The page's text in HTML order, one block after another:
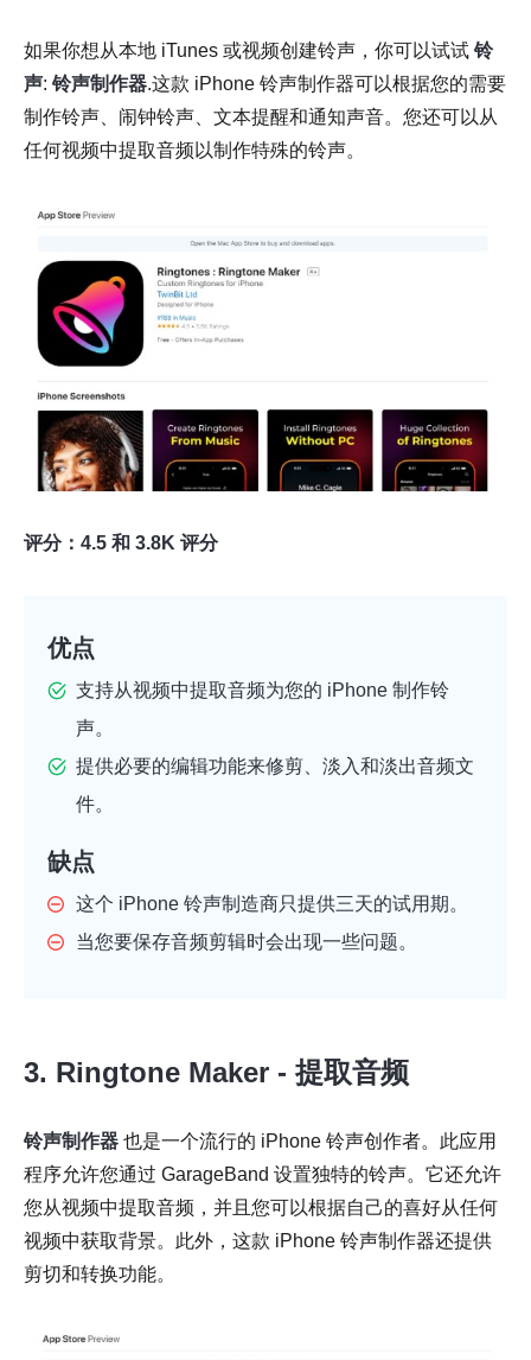
如果你想从本地 iTunes 或视频创建铃声，你可以试试 铃
声: 铃声制作器.这款 iPhone 铃声制作器可以根据您的需要
制作铃声、闹钟铃声、文本提醒和通知声音。您还可以从
任何视频中提取音频以制作特殊的铃声。
评分：4.5 和 3.8K 评分
优点
支持从视频中提取音频为您的 iPhone 制作铃
声。
提供必要的编辑功能来修剪、淡入和淡出音频文
件。
缺点
这个 iPhone 铃声制造商只提供三天的试用期。
当您要保存音频剪辑时会出现一些问题。
3. Ringtone Maker - 提取音频
铃声制作器 也是一个流行的 iPhone 铃声创作者。此应用
程序允许您通过 GarageBand 设置独特的铃声。它还允许
您从视频中提取音频，并且您可以根据自己的喜好从任何
视频中获取背景。此外，这款 iPhone 铃声制作器还提供
剪切和转换功能。